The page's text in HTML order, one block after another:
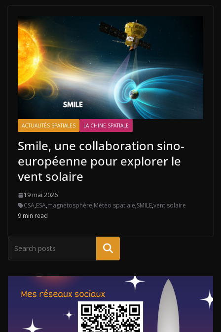
ACTUALITÉS SPATIALES LA CHINE SPATIALE
Smile, une collaboration sino-
européenne pour explorer le
vent solaire
19 mai 2026
CSA,ESA,magnétosphère,Météo spatiale,SMILE,vent solaire
9 min read